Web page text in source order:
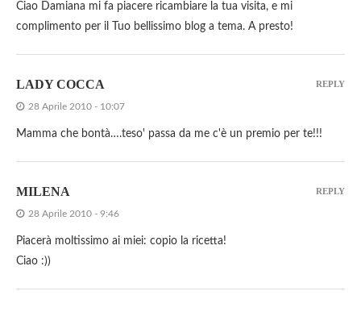
Ciao Damiana mi fa piacere ricambiare la tua visita, e mi
complimento per il Tuo bellissimo blog a tema. A presto!
LADY COCCA
28 Aprile 2010 - 10:07
Mamma che bontà….teso' passa da me c'è un premio per te!!!
REPLY
MILENA
28 Aprile 2010 - 9:46
Piacerà moltissimo ai miei: copio la ricetta!
Ciao :))
REPLY